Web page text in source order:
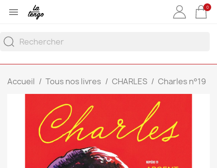
 0
Accueil Tous nos livres CHARLES Charles n°19